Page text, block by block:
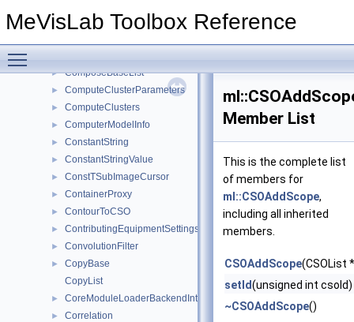
MeVisLab Toolbox Reference
► ColorField
► ComposeBaseList
► ComputeClusterParameters
► ComputeClusters
► ComputerModelInfo
► ConstantString
► ConstantStringValue
► ConstTSubImageCursor
► ContainerProxy
► ContourToCSO
► ContributingEquipmentSettings
► ConvolutionFilter
►
CopyBase
CopyList
► CoreModuleLoaderBackendInterface
► Correlation
Member List
This is the complete list
of members for
ml::CSOAddScope,
including all inherited
members.
CSOAddScope(CSOList
setId(unsigned int csoId)
~CSOAddScope()